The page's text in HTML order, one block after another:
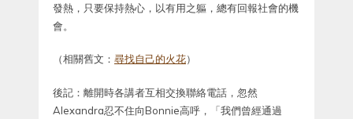
發熱，只要保持熱心，以有用之軀，總有回報社會的機
會。
（相關舊文： 尋找自己的火花）
後記：離開時各講者互相交換聯絡電話，忽然
Alexandra忍不住向Bonnie高呼，「我們曾經通過